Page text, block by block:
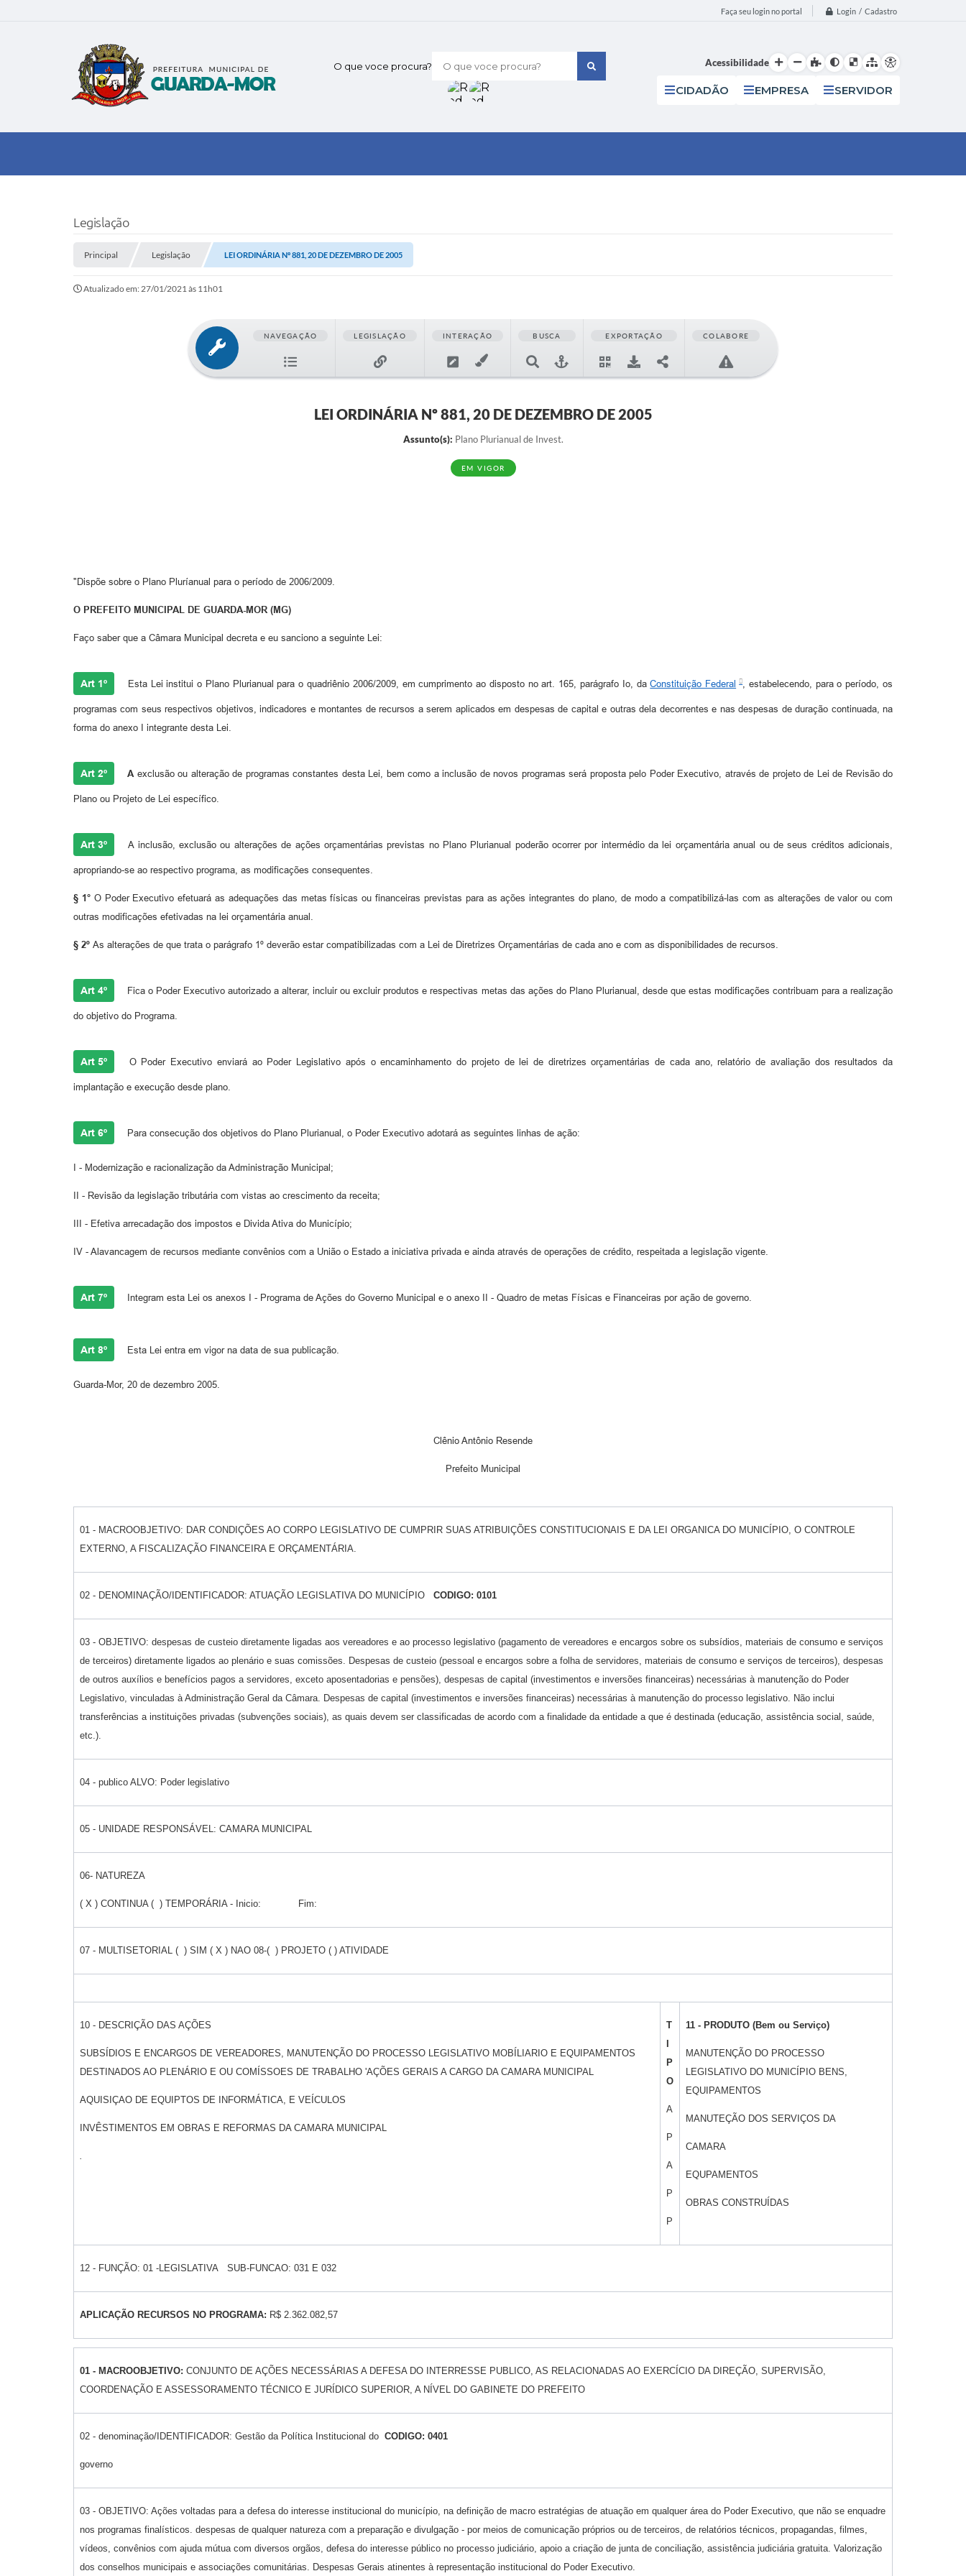
Faça seu login no portal Login / Cadastro
O que voce procura? Acessibilidade
CIDADÃO EMPRESA SERVIDOR
Legislação
Principal Legislação LEI ORDINÁRIA Nº 881, 20 DE DEZEMBRO DE 2005
Atualizado em: 27/01/2021 às 11h01
NAVEGAÇÃO LEGISLAÇÃO INTERAÇÃO BUSCA EXPORTAÇÃO COLABORE
LEI ORDINÁRIA Nº 881, 20 DE DEZEMBRO DE 2005
Assunto(s): Plano Plurianual de Invest.
EM VIGOR
"Dispõe sobre o Plano Pluríanual para o período de 2006/2009.
O PREFEITO MUNICIPAL DE GUARDA-MOR (MG)
Faço saber que a Câmara Municipal decreta e eu sanciono a seguinte Lei:
Art 1º Esta Lei institui o Plano Plurianual para o quadriênio 2006/2009, em cumprimento ao disposto no art. 165, parágrafo Io, daConstituição Federal , estabelecendo, para o período, os
programas com seus respectivos objetivos, indicadores e montantes de recursos a serem aplicados em despesas de capital e outras dela decorrentes e nas despesas de duração continuada, na
forma do anexo I integrante desta Lei.
Art 2º A exclusão ou alteração de programas constantes desta Lei, bem como a inclusão de novos programas será proposta pelo Poder Executivo, através de projeto de Lei de Revisão do
Plano ou Projeto de Lei específico.
Art 3º A inclusão, exclusão ou alterações de ações orçamentárias previstas no Plano Plurianual poderão ocorrer por intermédio da lei orçamentária anual ou de seus créditos adicionais,
apropriando-se ao respectivo programa, as modificações consequentes.
§ 1° O Poder Executivo efetuará as adequações das metas físicas ou financeiras previstas para as ações integrantes do plano, de modo a compatibilizá-las com as alterações de valor ou com
outras modificações efetivadas na lei orçamentária anual.
§ 2º As alterações de que trata o parágrafo 1º deverão estar compatibilizadas com a Lei de Diretrizes Orçamentárias de cada ano e com as disponibilidades de recursos.
Art 4º Fica o Poder Executivo autorizado a alterar, incluir ou excluir produtos e respectivas metas das ações do Plano Plurianual, desde que estas modificações contribuam para a realização
do objetivo do Programa.
Art 5º O Poder Executivo enviará ao Poder Legislativo após o encaminhamento do projeto de lei de diretrizes orçamentárias de cada ano, relatório de avaliação dos resultados da
implantação e execução desde plano.
Art 6º Para consecução dos objetivos do Plano Plurianual, o Poder Executivo adotará as seguintes linhas de ação:
I - Modernização e racionalização da Administração Municipal;
II - Revisão da legislação tributária com vistas ao crescimento da receita;
III - Efetiva arrecadação dos impostos e Divida Ativa do Município;
IV - Alavancagem de recursos mediante convênios com a União o Estado a iniciativa privada e ainda através de operações de crédito, respeitada a legislação vigente.
Art 7º Integram esta Lei os anexos I - Programa de Ações do Governo Municipal e o anexo II - Quadro de metas Físicas e Financeiras por ação de governo.
Art 8º Esta Lei entra em vigor na data de sua publicação.
Guarda-Mor, 20 de dezembro 2005.
Clênio Antônio Resende
Prefeito Municipal
01 - MACROOBJETIVO: DAR CONDIÇÕES AO CORPO LEGISLATIVO DE CUMPRIR SUAS ATRIBUIÇÕES CONSTITUCIONAIS E DA LEI ORGANICA DO MUNICÍPIO, O CONTROLE
EXTERNO, A FISCALIZAÇÃO FINANCEIRA E ORÇAMENTÁRIA.
02 - DENOMINAÇÃO/IDENTIFICADOR: ATUAÇÃO LEGISLATIVA DO MUNICÍPIO CODIGO: 0101
03 - OBJETIVO: despesas de custeio diretamente ligadas aos vereadores e ao processo legislativo (pagamento de vereadores e encargos sobre os subsídios, materiais de consumo e serviços
de terceiros) diretamente ligados ao plenário e suas comissões. Despesas de custeio (pessoal e encargos sobre a folha de servidores, materiais de consumo e serviços de terceiros), despesas
de outros auxílios e benefícios pagos a servidores, exceto aposentadorias e pensões), despesas de capital (investimentos e inversões financeiras) necessárias à manutenção do Poder
Legislativo, vinculadas à Administração Geral da Câmara. Despesas de capital (investimentos e inversões financeiras) necessárias à manutenção do processo legislativo. Não inclui
transferências a instituições privadas (subvenções sociais), as quais devem ser classificadas de acordo com a finalidade da entidade a que é destinada (educação, assistência social, saúde,
etc.).
04 - publico ALVO: Poder legislativo
05 - UNIDADE RESPONSÁVEL: CAMARA MUNICIPAL
06- NATUREZA
( X ) CONTINUA ( ) TEMPORÁRIA - Inicio: Fim:
07 - MULTISETORIAL ( ) SIM ( X ) NAO 08-( ) PROJETO ( ) ATIVIDADE
10 - DESCRIÇÃO DAS AÇÕES
SUBSÍDIOS E ENCARGOS DE VEREADORES, MANUTENÇÃO DO PROCESSO LEGISLATIVO MOBÍLIARIO E EQUIPAMENTOS
DESTINADOS AO PLENÁRIO E OU COMÍSSOES DE TRABALHO 'AÇÕES GERAIS A CARGO DA CAMARA MUNICIPAL
AQUISIÇAO DE EQUIPTOS DE INFORMÁTICA, E VEÍCULOS
INVÊSTIMENTOS EM OBRAS E REFORMAS DA CAMARA MUNICIPAL
.
T
P
O
A
P
A
P
P
11 - PRODUTO (Bem ou Serviço)
MANUTENÇÃO DO PROCESSO
LEGISLATIVO DO MUNICÍPIO BENS,
EQUIPAMENTOS
MANUTEÇÃO DOS SERVIÇOS DA
CAMARA
EQUPAMENTOS
OBRAS CONSTRUÍDAS
12 - FUNÇÃO: 01 -LEGISLATIVA SUB-FUNCAO: 031 E 032
APLICAÇÃO RECURSOS NO PROGRAMA: R$ 2.362.082,57
01 - MACROOBJETIVO: CONJUNTO DE AÇÕES NECESSÁRIAS A DEFESA DO INTERRESSE PUBLICO, AS RELACIONADAS AO EXERCÍCIO DA DIREÇÃO, SUPERVISÃO,
COORDENAÇÃO E ASSESSORAMENTO TÉCNICO E JURÍDICO SUPERIOR, A NÍVEL DO GABINETE DO PREFEITO
02 - denominação/IDENTIFICADOR: Gestão da Política Institucional do CODIGO: 0401
governo
03 - OBJETIVO: Ações voltadas para a defesa do interesse institucional do município, na definição de macro estratégias de atuação em qualquer área do Poder Executivo, que não se enquadre
nos programas finalísticos. despesas de qualquer natureza com a preparação e divulgação - por meios de comunicação próprios ou de terceiros, de relatórios técnicos, propagandas, filmes,
vídeos, convênios com ajuda mútua com diversos orgãos, defesa do interesse público no processo judiciário, apoio a criação de junta de conciliação, assistência judiciária gratuita. Valorização
dos conselhos municipais e associações comunitárias. Despesas Gerais atinentes à representação institucional do Poder Executivo.